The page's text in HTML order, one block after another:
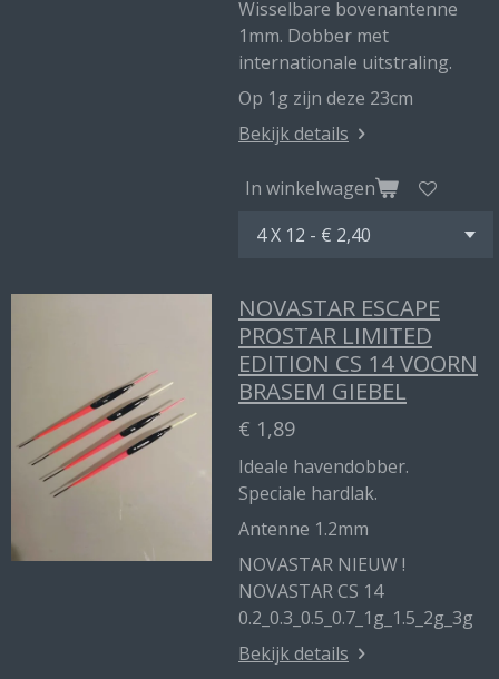
Wisselbare bovenantenne
1mm. Dobber met
internationale uitstraling.
Op 1g zijn deze 23cm
Bekijk details
In winkelwagen
NOVASTAR ESCAPE
PROSTAR LIMITED
EDITION CS 14 VOORN
BRASEM GIEBEL
€ 1,89
Ideale havendobber.
Speciale hardlak.
Antenne 1.2mm
NOVASTAR NIEUW !
NOVASTAR CS 14
0.2_0.3_0.5_0.7_1g_1.5_2g_3g
Bekijk details